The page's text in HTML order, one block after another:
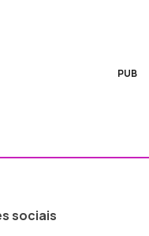
PUB
sociais